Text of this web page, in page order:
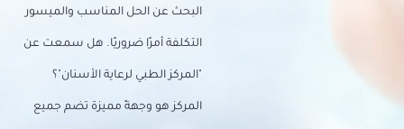
البحث عن الحل المناسب والميسور
التكلفة أمرًا ضروريًا. هل سمعت عن
"المركز الطبي لرعاية الأسنان"؟
المركز هو وجهةً مميزة تضم جميع